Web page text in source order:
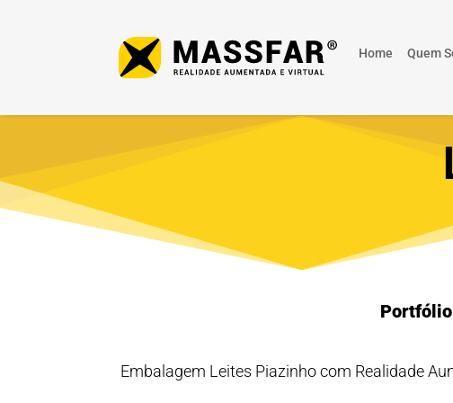
Home Quem
Embalagem Leites Piazinho com Realidade